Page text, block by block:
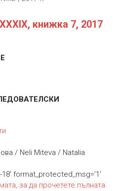
книжка 7, 2017
/ Neli Miteva / Natalia
format_protected_msg='1'
за да прочетете пълната